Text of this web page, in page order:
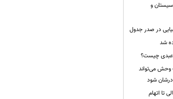
و
در صدر جدول
شد
عبدی چیست؟
وحش می‌تواند
شود
تا اتهام